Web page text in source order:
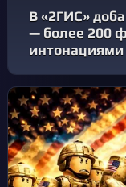
В «2ГИС»
— более 200
интонациями